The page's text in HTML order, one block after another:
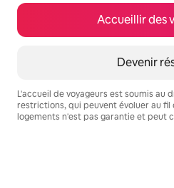
Accueillir des
Devenir
L'accueil de voyageurs est soumis au
restrictions, qui peuvent évoluer au
logements n'est pas garantie et peut